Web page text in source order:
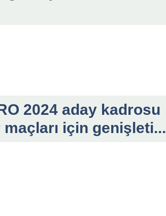
2024 aday kadrosu
maçları için genişleti...